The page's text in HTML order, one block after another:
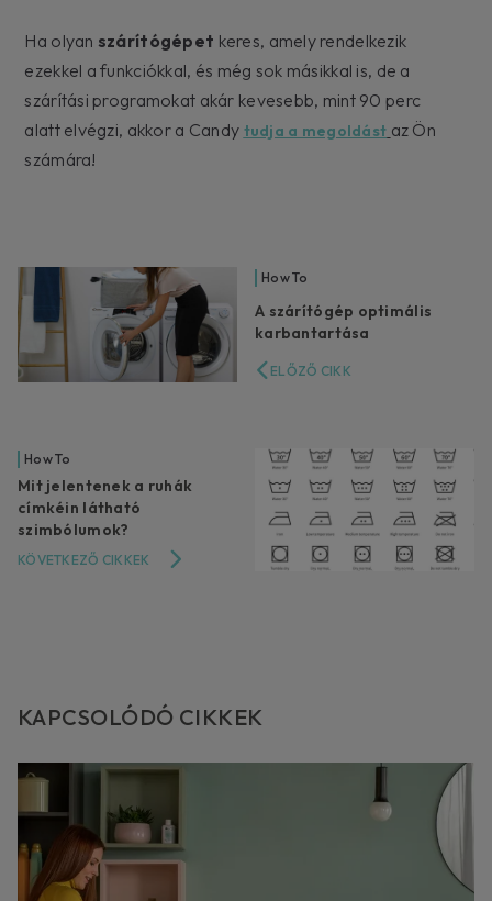
Ha olyan szárítógépet keres, amely rendelkezik
ezekkel a funkciókkal, és még sok másikkal is, de a
szárítási programokat akár kevesebb, mint 90 perc
alatt elvégzi, akkor a Candy tudja a megoldást az Ön
számára!
KAPCSOLÓDÓ CIKKEK
How To
A szárítógép optimális
karbantartása
ELŐZŐ CIKK
How To
Mit jelentenek a ruhák
címkéin látható
szimbólumok?
KÖVETKEZŐ CIKKEK